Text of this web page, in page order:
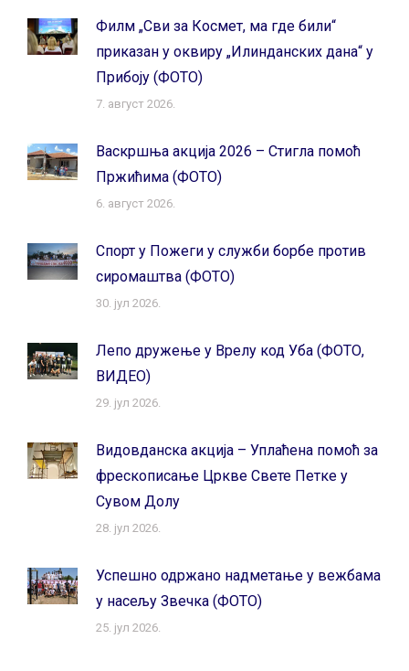
Филм „Сви за Космет, ма где били“
приказан у оквиру „Илинданских дана“ у
Прибоју (ФОТО)
7. август 2026.
Васкршња акција 2026 – Стигла помоћ
Пржићима (ФОТО)
6. август 2026.
Спорт у Пожеги у служби борбе против
сиромаштва (ФОТО)
30. јул 2026.
Лепо дружење у Врелу код Уба (ФОТО,
ВИДЕО)
29. јул 2026.
Видовданска акција – Уплаћена помоћ за
фрескописање Цркве Свете Петке у
Сувом Долу
28. јул 2026.
Успешно одржано надметање у вежбама
у насељу Звечка (ФОТО)
25. јул 2026.